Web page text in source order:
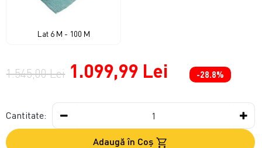
Lat 6 M - 100 M
1.545,00 Lei 1.099,99 Lei -28.8%
Cantitate:
Adaugă în Coş